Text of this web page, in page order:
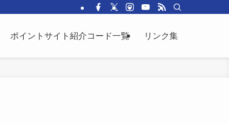
ポイントサイト紹介コード一覧 リンク集